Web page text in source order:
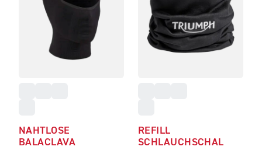
NAHTLOSE
BALACLAVA
REFILL
SCHLAUCHSCHAL